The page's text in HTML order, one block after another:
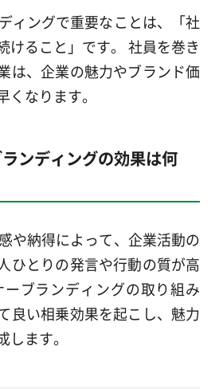
ィングで重要なことは、「社
けること」です。 社員を巻き
は、企業の魅力やブランド価
なります。
ンディングの効果は何
や納得によって、企業活動の
ひとりの発言や行動の質が高
ーブランディングの取り組み
良い相乗効果を起こし、魅力
ます。